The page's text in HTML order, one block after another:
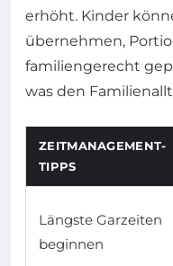
erhöht. Kinder
übernehmen,
familiengerecht
was den
ZEITMANAGEMENT-
TIPPS
Längste Garzeiten
beginnen